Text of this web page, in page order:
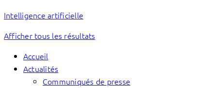
Intelligence artificielle
Afficher tous les résultats
Accueil
Actualités
Communiqués de presse